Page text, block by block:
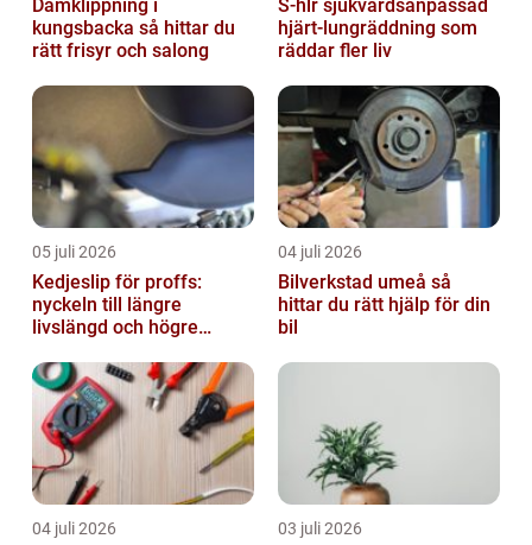
Damklippning i
kungsbacka så hittar du
rätt frisyr och salong
S-hlr sjukvårdsanpassad
hjärt-lungräddning som
räddar fler liv
05 juli 2026
Kedjeslip för proffs:
nyckeln till längre
livslängd och högre
04 juli 2026
Bilverkstad umeå så
hittar du rätt hjälp för din
bil
04 juli 2026 03 juli 2026